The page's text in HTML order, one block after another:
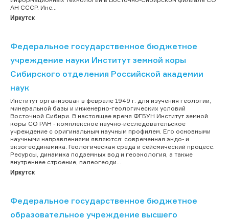
АН СССР. Инс...
Иркутск
Федеральное государственное бюджетное
учреждение науки Институт земной коры
Сибирского отделения Российской академии
наук
Институт организован в феврале 1949 г. для изучения геологии,
минеральной базы и инженерно-геологических условий
Восточной Сибири. В настоящее время ФГБУН Институт земной
коры СО РАН - комплексное научно-исследовательское
учреждение с оригинальным научным профилем. Его основными
научными направлениями являются: современная эндо- и
экзогеодинамика. Геологическая среда и сейсмический процесс.
Ресурсы, динамика подземных вод и геоэкология, а также
внутреннее строение, палеогеоди...
Иркутск
Федеральное государственное бюджетное
образовательное учреждение высшего